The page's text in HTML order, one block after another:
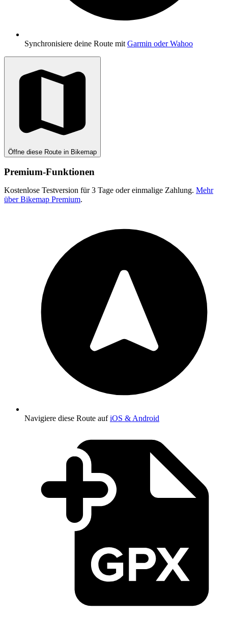
Synchronisiere deine Route mit Garmin oder Wahoo
Öffne diese Route in Bikemap
Premium-Funktionen
Kostenlose Testversion für 3 Tage oder einmalige Zahlung. Mehr
über Bikemap Premium.
Navigiere diese Route aufiOS & Android